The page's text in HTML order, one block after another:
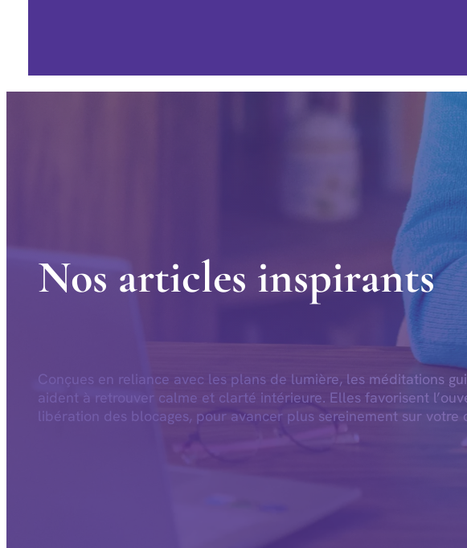
Nos articles inspirants
Conçues en reliance avec les plans de lumière, les méditations
aident à retrouver calme et clarté intérieure. Elles favorisent
libération des blocages, pour avancer plus sereinement sur votre